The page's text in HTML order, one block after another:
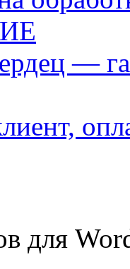
—
для